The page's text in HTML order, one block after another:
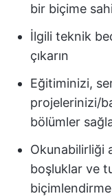
bir biçime
İlgili teknik
çıkarın
Eğitiminizi,
projelerinizi/
bölümler
Okunabilirliği
boşluklar ve